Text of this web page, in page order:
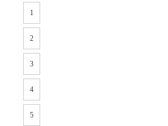
1
2
3
4
5